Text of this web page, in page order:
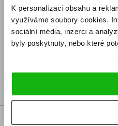
K personalizaci obsahu a
využíváme soubory cookies.
sociální média, inzerci a
byly poskytnuty, nebo které
2026 ©